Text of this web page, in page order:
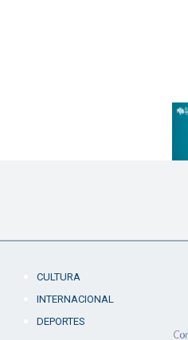
CULTURA
INTERNACIONAL
DEPORTES